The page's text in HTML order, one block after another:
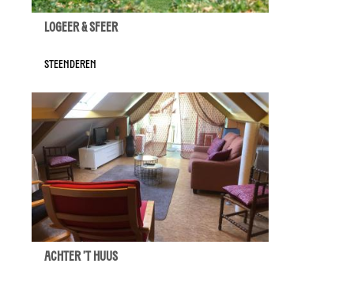
Logeer & Sfeer
Steenderen
Achter 't Huus